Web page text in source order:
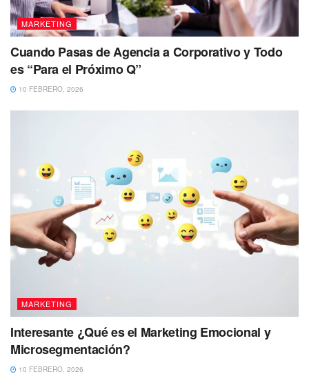
MARKETING
Cuando Pasas de Agencia a Corporativo y Todo
es “Para el Próximo Q”
10 FEBRERO, 2026
MARKETING
Interesante ¿Qué es el Marketing Emocional y
Microsegmentación?
10 FEBRERO, 2026